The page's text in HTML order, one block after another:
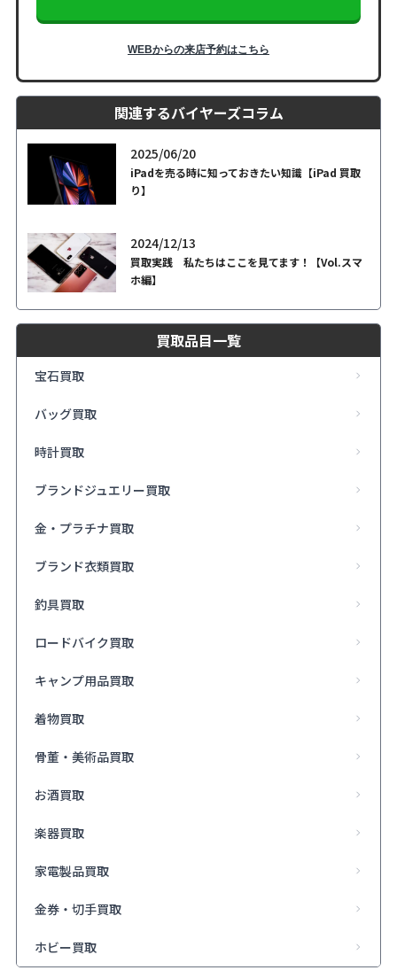
WEBからの来店予約はこちら
関連するバイヤーズコラム
2025/06/20
iPadを売る時に知っておきたい知識【iPad 買取
り】
2024/12/13
買取実践 私たちはここを見てます！【Vol.スマ
ホ編】
買取品目一覧
宝石買取
バッグ買取
時計買取
ブランドジュエリー買取
金・プラチナ買取
ブランド衣類買取
釣具買取
ロードバイク買取
キャンプ用品買取
着物買取
骨董・美術品買取
お酒買取
楽器買取
家電製品買取
金券・切手買取
ホビー買取